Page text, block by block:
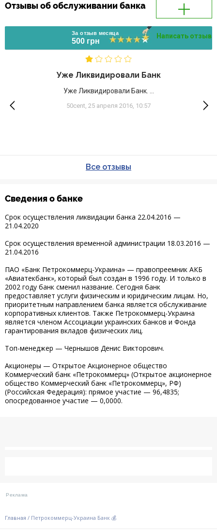
Отзывы об обслуживании банка
За отзыв месяца
500 грн
Написать отзыв
Уже Ликвидировали Банк
Уже Ликвидировали Банк. ...
50cent, 25 апреля 2016, 10:57
Все отзывы
Сведения о банке
Срок осуществления ликвидации банка 22.04.2016 —
21.04.2020
Срок осуществления временной администрации 18.03.2016 —
21.04.2016
ПАО «Банк Петрокоммерц-Украина» — правопреемник АКБ
«Авиатекбанк», который был создан в 1996 году. И только в
2002 году банк сменил название. Сегодня банк
предоставляет услуги физическим и юридическим лицам. Но,
приоритетным направлением банка является обслуживание
корпоративных клиентов. Также Петрокоммерц-Украина
является членом Ассоциации украинских банков и Фонда
гарантирования вкладов физических лиц.
Топ-менеджер — Чернышов Денис Викторович.
Акционеры — Открытое Акционерное общество
Коммерческий банк «Петрокоммерц» (Открытое акционерное
общество Коммерческий банк «Петрокоммерц», РФ)
(Российская Федерация): прямое участие — 96,4835;
опосредованное участие — 0,0000.
Главная / Петрокоммерц-Украина Банк 💰